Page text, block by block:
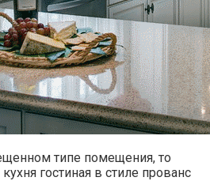
типе помещения, то
гостиная в стиле прованс